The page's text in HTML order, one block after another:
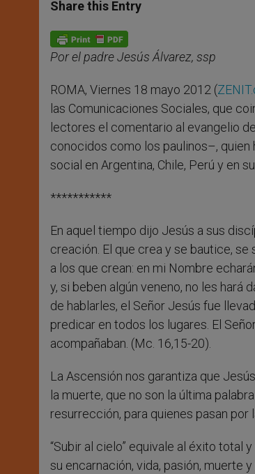
s
p
p
e
g
e
r
b
o
k
Share this Entry
Por el padre Jesús Álvarez, ssp
ROMA, Viernes 18 mayo 2012 (
las Comunicaciones Sociales, que
lectores el comentario al evangelio
conocidos como los paulinos–,
social en Argentina, Chile, Perú y en
***********
En aquel tiempo dijo Jesús a sus
creación. El que crea y se bautice, se
a los que crean: en mi Nombre
y, si beben algún veneno, no les hará
de hablarles, el Señor Jesús fue
predicar en todos los lugares. El
acompañaban. (Mc. 16,15-20).
La Ascensión nos garantiza que
la muerte, que no son la última
resurrección, para quienes pasan por
“Subir al cielo” equivale al éxito total
su encarnación, vida, pasión, muerte